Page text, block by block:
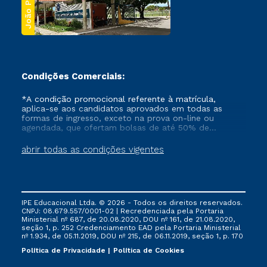
Condições Comerciais:
abrir todas as condições vigentes
*A condição promocional referente à matrícula,
aplica-se aos candidatos aprovados em todas as
formas de ingresso, exceto na prova on-line ou
agendada, que ofertam bolsas de até 50% de
que ainda não tenham efetivado e/ou não tenham
cancelado ou trancado sua matrícula em uma das
via FIES, Prouni e outros programas governamentais, e
não se acumula com nenhuma outra campanha
ofertada pela Instituição.
IPE Educacional Ltda. © 2026 - Todos os direitos reservados.
CNPJ: 08.679.557/0001-02 | Recredenciada pela Portaria
Ministerial nº 687, de 20.08.2020, DOU nº 161, de 21.08.2020,
seção 1, p. 252 Credenciamento EAD pela Portaria Ministerial
nº 1.934, de 05.11.2019, DOU nº 215, de 06.11.2019, seção 1, p. 170
Política de Privacidade
Política de Cookies